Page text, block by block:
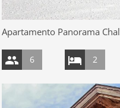
Apartamento Panorama
6 2